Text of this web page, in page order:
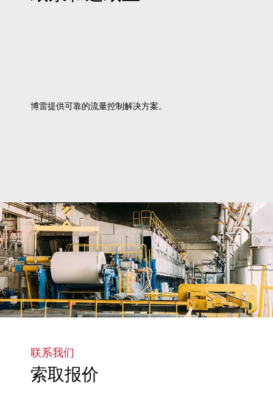
博雷提供可靠的流量控制解决方案。
了解更多
联系我们
索取报价